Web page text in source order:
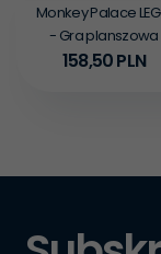
Monkey Palace
- Gra planszowa
158,50PLN